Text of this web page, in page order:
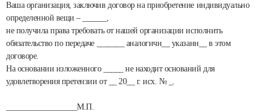
Ваша организация, заключив договор на приобретение индивидуально
определенной вещи – ______,
не получила права требовать от нашей организации исполнить
обязательство по передаче _______ аналогичн__ указанн__ в этом
договоре.
На основании изложенного _____ не находит оснований для
удовлетворения претензии от __ 20__ г. исх. № _.
__________________М.П.